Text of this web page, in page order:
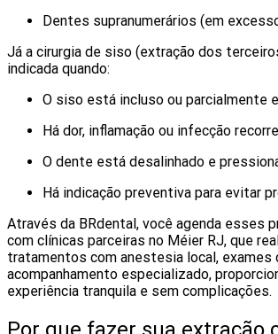
Dentes supranumerários (em
Já a cirurgia de siso (extração dos
indicada quando:
O siso está incluso ou parcialmente
Há dor, inflamação ou infecção
O dente está desalinhado e
Há indicação preventiva para evitar
Através da BRdental, você agenda esses
com clínicas parceiras no Méier RJ, que
tratamentos com anestesia local, exames
acompanhamento especializado,
experiência tranquila e sem complicações.